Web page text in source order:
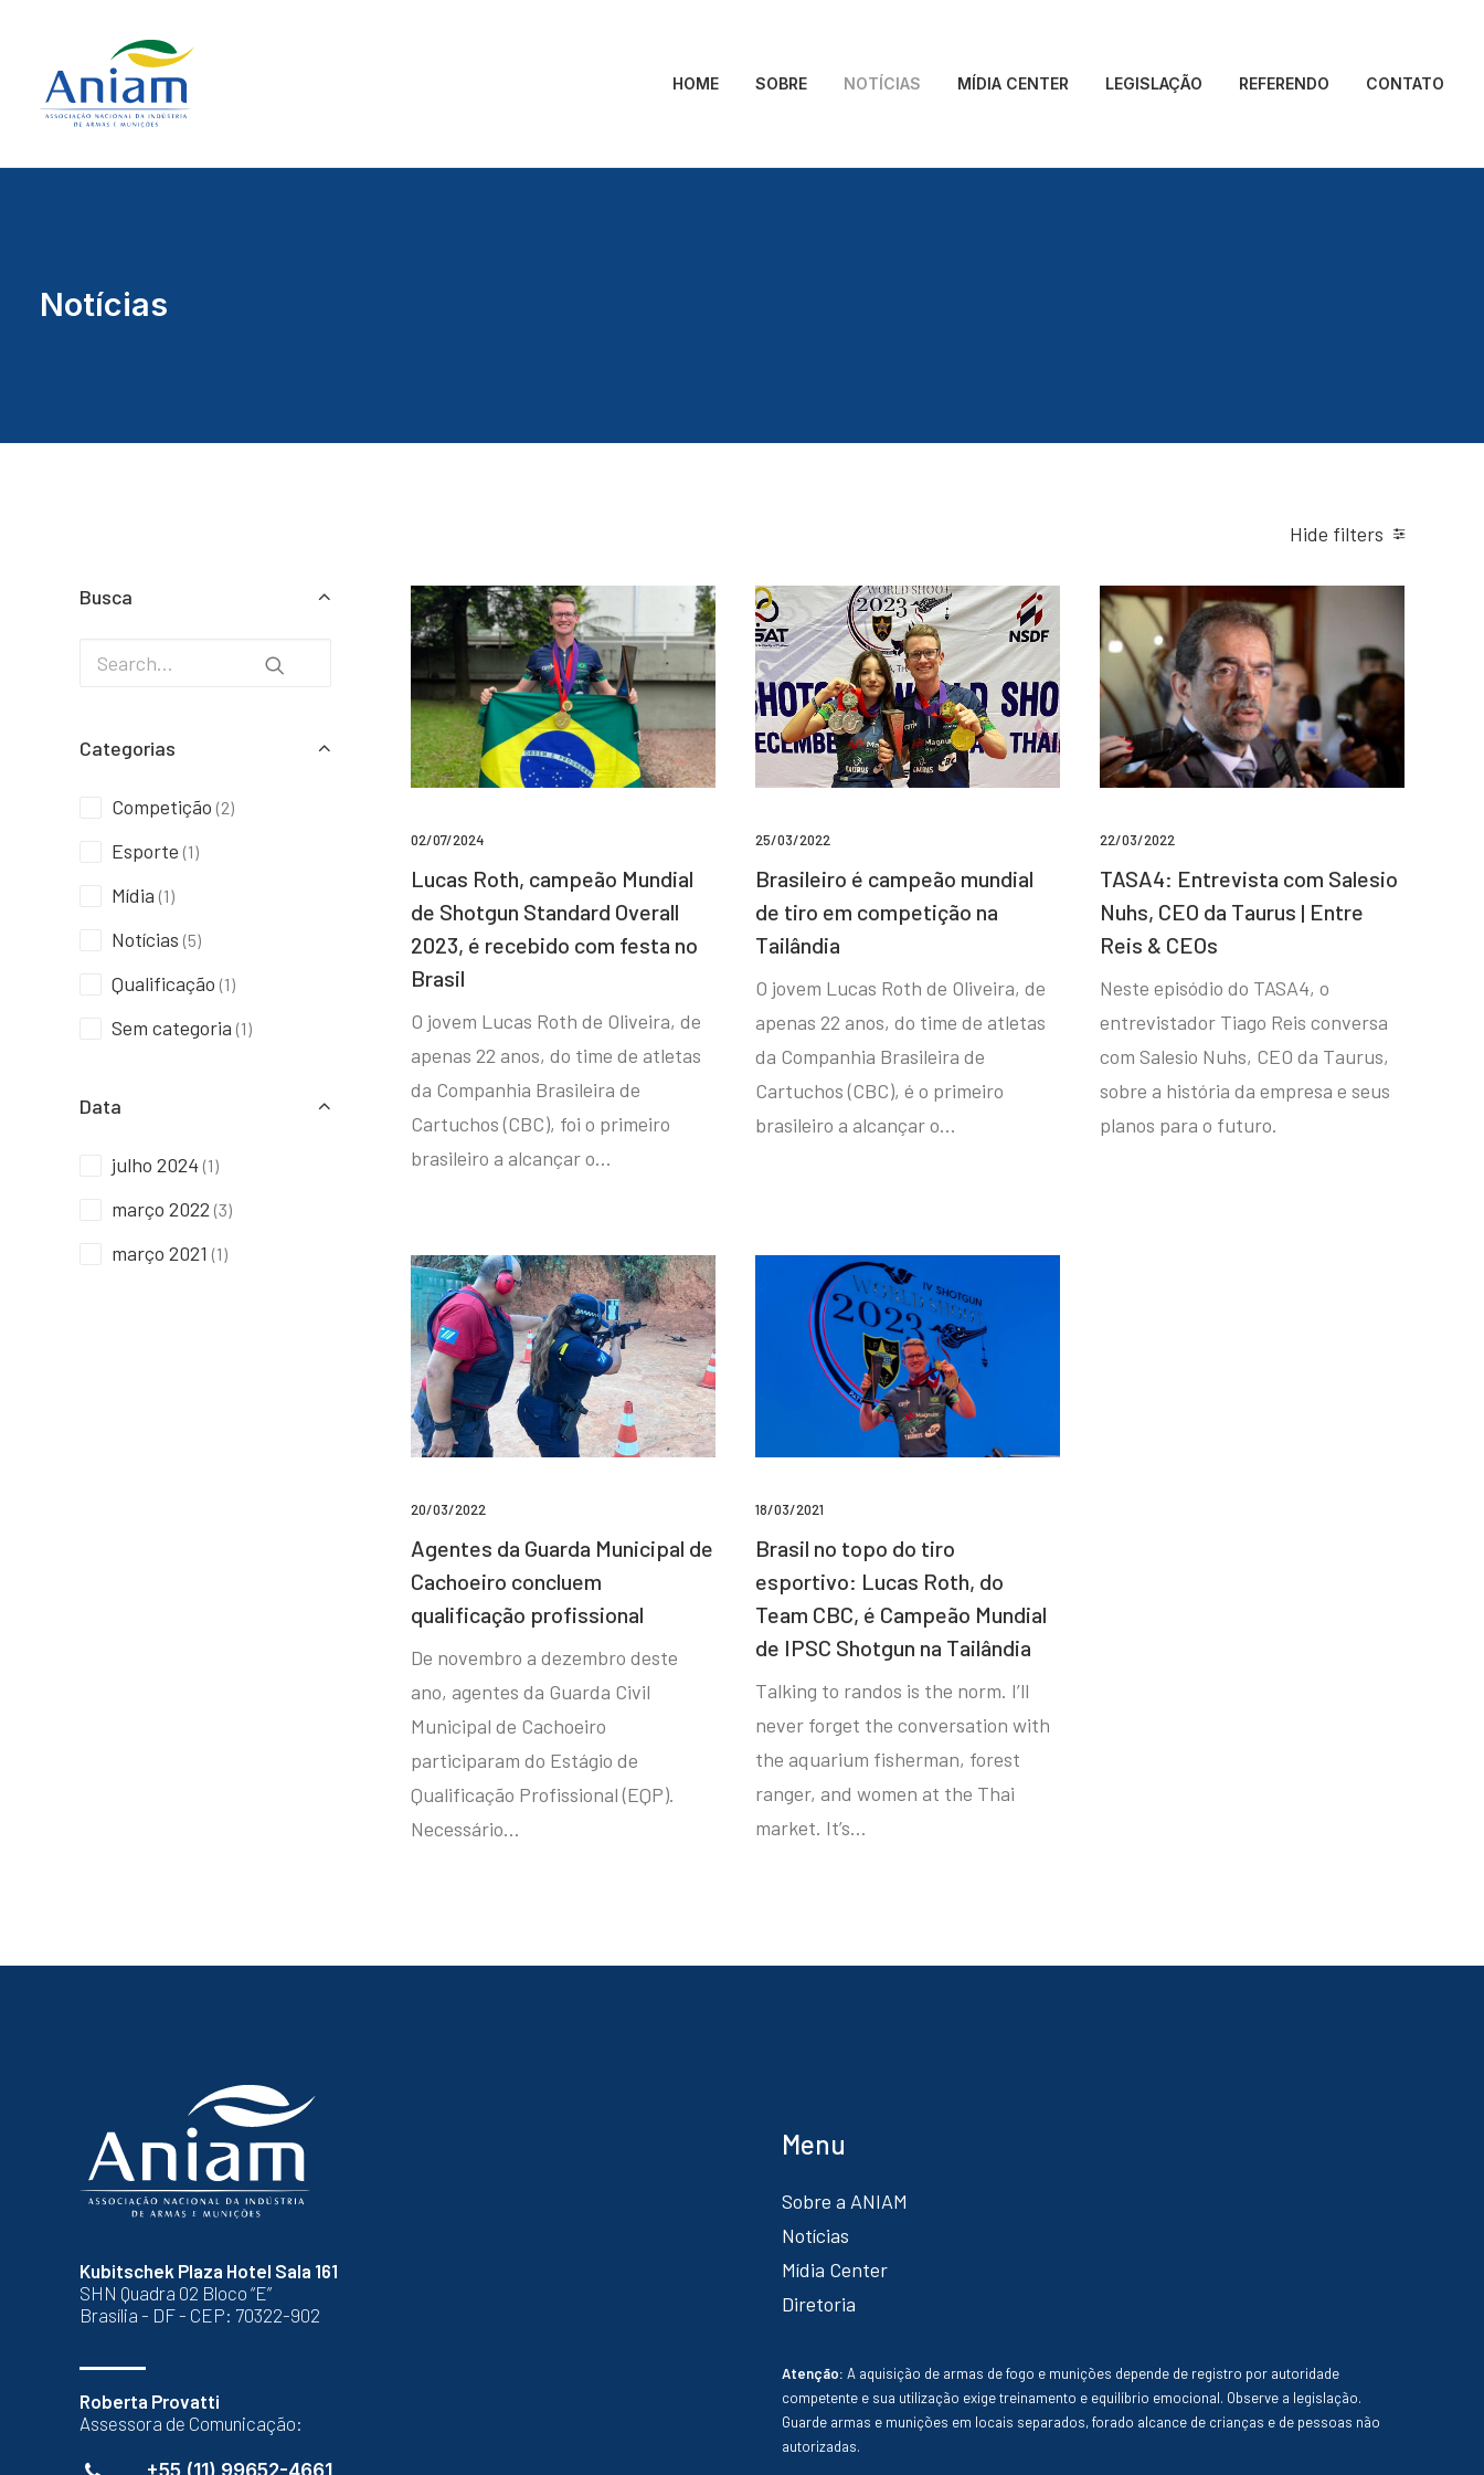
HOME SOBRE NOTÍCIAS MÍDIA CENTER LEGISLAÇÃO REFERENDO CONTATO
Notícias
Hide filters
Busca
Categorias
Competição (2)
Esporte (1)
Mídia (1)
Notícias (5)
Qualificação (1)
Sem categoria (1)
Data
julho 2024 (1)
março 2022 (3)
março 2021 (1)
02/07/2024
Lucas Roth, campeão Mundial
de Shotgun Standard Overall
2023, é recebido com festa no
Brasil
O jovem Lucas Roth de Oliveira, de
apenas 22 anos, do time de atletas
da Companhia Brasileira de
Cartuchos (CBC), foi o primeiro
brasileiro a alcançar o…
25/03/2022
Brasileiro é campeão mundial
de tiro em competição na
Tailândia
O jovem Lucas Roth de Oliveira, de
apenas 22 anos, do time de atletas
da Companhia Brasileira de
Cartuchos (CBC), é o primeiro
brasileiro a alcançar o…
22/03/2022
TASA4: Entrevista com Salesio
Nuhs, CEO da Taurus | Entre
Reis & CEOs
Neste episódio do TASA4, o
entrevistador Tiago Reis conversa
com Salesio Nuhs, CEO da Taurus,
sobre a história da empresa e seus
planos para o futuro.
20/03/2022
Agentes da Guarda Municipal de
Cachoeiro concluem
qualificação profissional
De novembro a dezembro deste
ano, agentes da Guarda Civil
Municipal de Cachoeiro
participaram do Estágio de
Qualificação Profissional (EQP).
Necessário…
18/03/2021
Brasil no topo do tiro
esportivo: Lucas Roth, do
Team CBC, é Campeão Mundial
de IPSC Shotgun na Tailândia
Talking to randos is the norm. I’ll
never forget the conversation with
the aquarium fisherman, forest
ranger, and women at the Thai
market. It’s…
Kubitschek Plaza Hotel Sala 161
SHN Quadra 02 Bloco “E”
Brasília - DF - CEP: 70322-902
Roberta Provatti
Assessora de Comunicação:
+55 (11) 99652-4661
Menu
Sobre a ANIAM
Notícias
Mídia Center
Diretoria
Atenção: A aquisição de armas de fogo e munições depende de registro por autoridade
competente e sua utilização exige treinamento e equilíbrio emocional. Observe a legislação.
Guarde armas e munições em locais separados, forado alcance de crianças e de pessoas não
autorizadas.